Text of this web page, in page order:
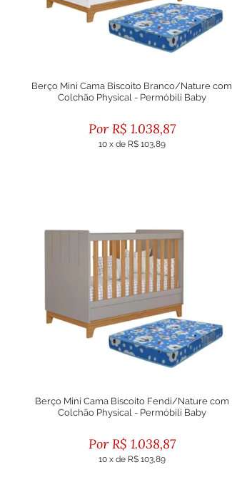
Berço Mini Cama Biscoito Branco/Nature com
Colchão Physical - Permóbili Baby
R$ 1.038,87
10 x de R$ 103,89
Berço Mini Cama Biscoito Fendi/Nature com
Colchão Physical - Permóbili Baby
R$ 1.038,87
10 x de R$ 103,89